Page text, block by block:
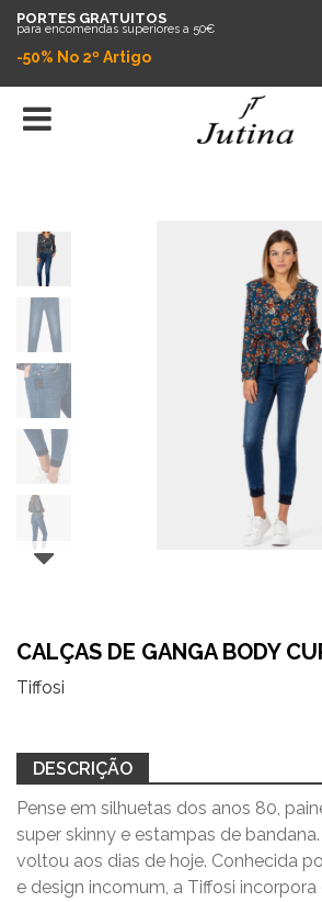
PORTES GRATUITOS
para encomendas superiores a 50€
-50% No 2º Artigo
CALÇAS DE GANGA BODY
Tiffosi
DESCRIÇÃO
Pense em silhuetas dos anos 80,
super skinny e estampas de
voltou aos dias de hoje. Conhecida
e design incomum, a Tiffosi